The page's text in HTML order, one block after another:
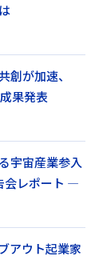
が加速、
果発表
宇宙産業参入
会レポート ―
アウト起業家